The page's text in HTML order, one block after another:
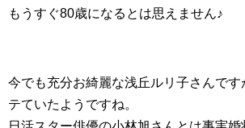
もうすぐ80歳になるとは思えません♪
今でも充分お綺麗な浅丘ルリ子さんです
テていたようですね。